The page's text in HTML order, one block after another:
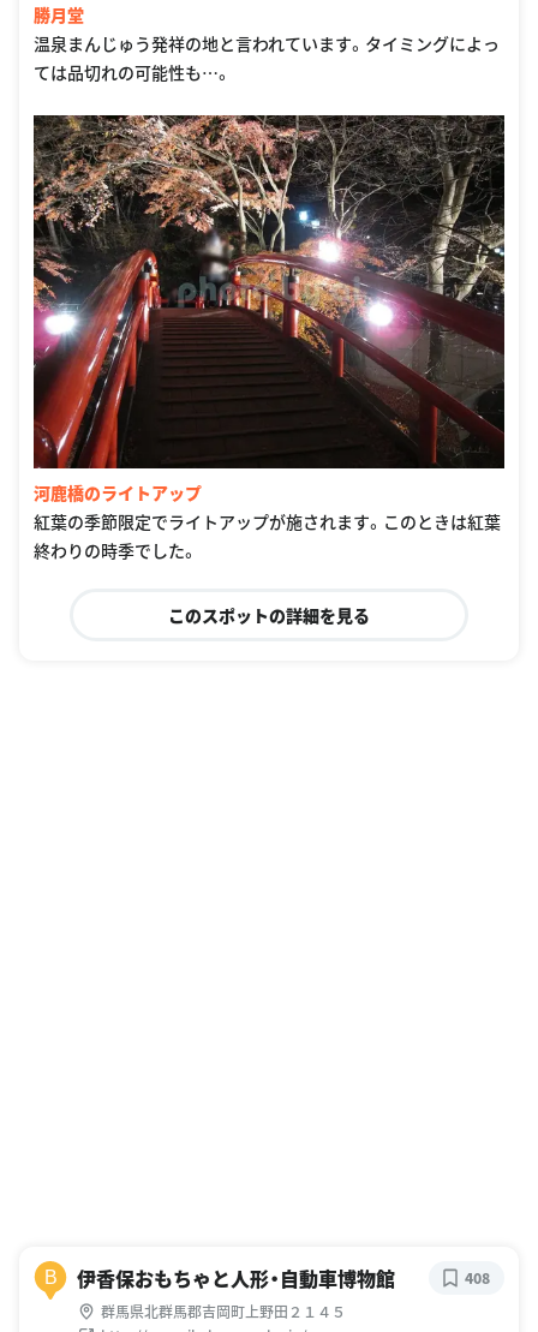
勝月堂
温泉まんじゅう発祥の地と言われています。タイミングによっ
ては品切れの可能性も…。
河鹿橋のライトアップ
紅葉の季節限定でライトアップが施されます。このときは紅葉
終わりの時季でした。
このスポットの詳細を見る
B 伊香保おもちゃと人形・自動車博物館
群馬県北群馬郡吉岡町上野田２１４５
408